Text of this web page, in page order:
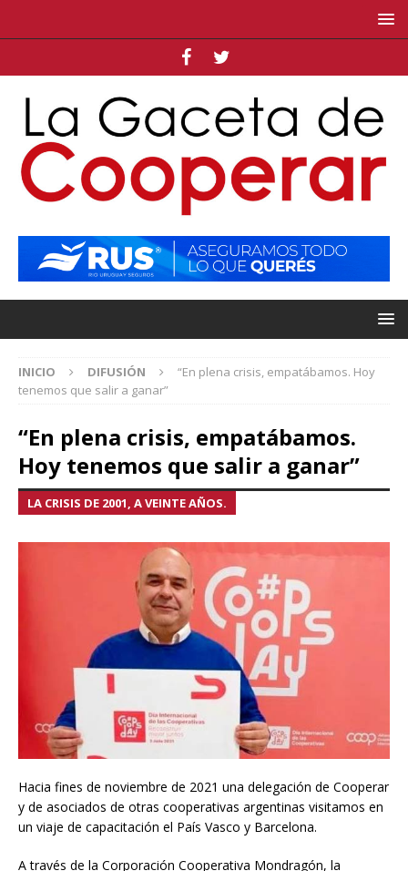
INICIO DIFUSIÓN
“En plena crisis, empatábamos. Hoy
tenemos que salir a ganar”
“En plena crisis, empatábamos.
Hoy tenemos que salir a ganar”
LA CRISIS DE 2001, A VEINTE AÑOS.
Hacia fines de noviembre de 2021 una delegación de Cooperar
y de asociados de otras cooperativas argentinas visitamos en
un viaje de capacitación el País Vasco y Barcelona.
A través de la Corporación Cooperativa Mondragón, la